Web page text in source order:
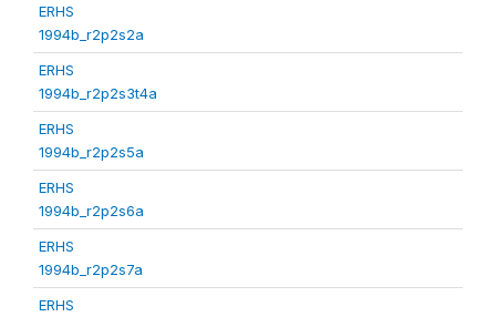
ERHS
1994b_r2p2s2a
ERHS
1994b_r2p2s3t4a
ERHS
1994b_r2p2s5a
ERHS
1994b_r2p2s6a
ERHS
1994b_r2p2s7a
ERHS